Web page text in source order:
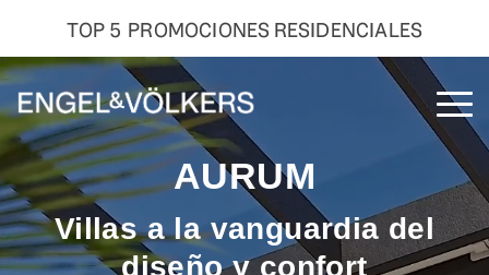
TOP 5 PROMOCIONES RESIDENCIALES
Skip
to
the
main
content.
AURUM
Villas a la vanguardia del
diseño y confort